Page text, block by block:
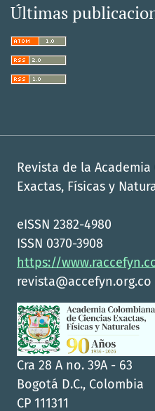
Últimas
Revista de la
Exactas, Físicas y
eISSN 2382-4980
ISSN 0370-3908
https://
revista@accefyn.org.co
Cra 28 A no. 39A - 63
Bogotá D.C., Colombia
CP 111311